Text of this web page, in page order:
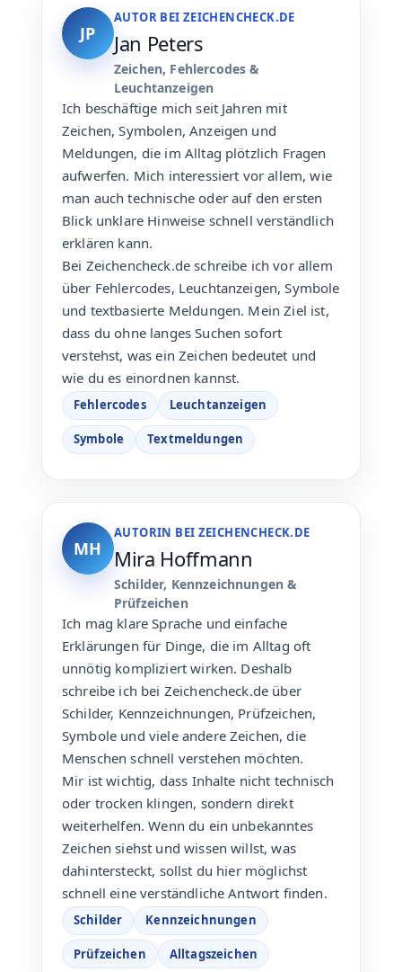
JP
AUTOR BEI ZEICHENCHECK.DE
Jan Peters
Zeichen, Fehlercodes &
Leuchtanzeigen
Ich beschäftige mich seit Jahren mit
Zeichen, Symbolen, Anzeigen und
Meldungen, die im Alltag plötzlich Fragen
aufwerfen. Mich interessiert vor allem, wie
man auch technische oder auf den ersten
Blick unklare Hinweise schnell verständlich
erklären kann.
Bei Zeichencheck.de schreibe ich vor allem
über Fehlercodes, Leuchtanzeigen, Symbole
und textbasierte Meldungen. Mein Ziel ist,
dass du ohne langes Suchen sofort
verstehst, was ein Zeichen bedeutet und
wie du es einordnen kannst.
Fehlercodes Leuchtanzeigen
Symbole Textmeldungen
MH
AUTORIN BEI ZEICHENCHECK.DE
Mira Hoffmann
Schilder, Kennzeichnungen &
Prüfzeichen
Ich mag klare Sprache und einfache
Erklärungen für Dinge, die im Alltag oft
unnötig kompliziert wirken. Deshalb
schreibe ich bei Zeichencheck.de über
Schilder, Kennzeichnungen, Prüfzeichen,
Symbole und viele andere Zeichen, die
Menschen schnell verstehen möchten.
Mir ist wichtig, dass Inhalte nicht technisch
oder trocken klingen, sondern direkt
weiterhelfen. Wenn du ein unbekanntes
Zeichen siehst und wissen willst, was
dahintersteckt, sollst du hier möglichst
schnell eine verständliche Antwort finden.
Schilder Kennzeichnungen
Prüfzeichen Alltagszeichen